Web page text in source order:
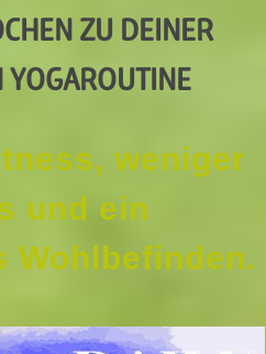
ZU DEINER
YOGAROUTINE
weniger
und ein
Wohlbefinden.